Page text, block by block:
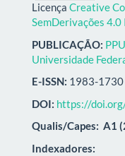
Licença Creative
SemDerivações
PUBLICAÇÃO:
Universidade
E-ISSN: 1983-1730
DOI: https://
Qualis/Capes: A1
Indexadores: